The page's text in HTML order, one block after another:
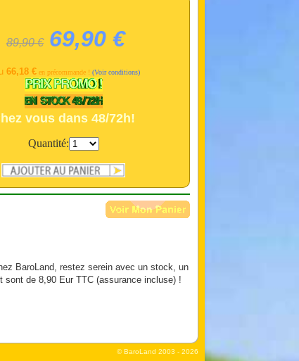
89,90 € 69,90 €
66,18 €en précommande ! (Voir conditions)
vous dans 48/72h!
Quantité:
BaroLand, restez serein avec un stock, un
de 8,90 Eur TTC (assurance incluse) !
© BaroLand 2003 - 2026